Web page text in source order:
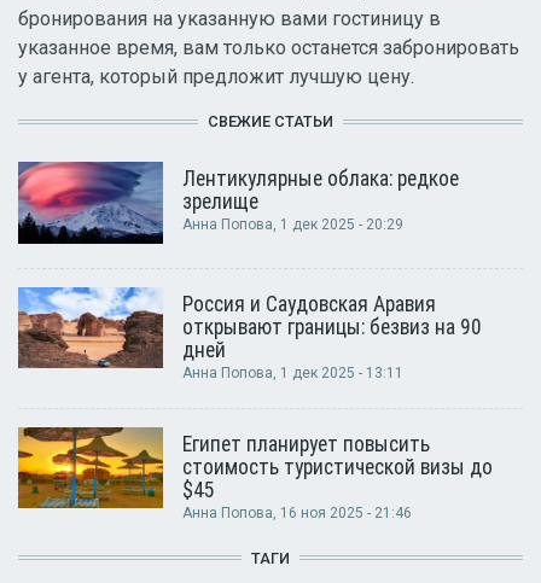
бронирования на указанную вами гостиницу в
указанное время, вам только останется забронировать
у агента, который предложит лучшую цену.
СВЕЖИЕ СТАТЬИ
Лентикулярные облака: редкое
зрелище
Анна Попова, 1 дек 2025 - 20:29
Россия и Саудовская Аравия
открывают границы: безвиз на 90
дней
Анна Попова, 1 дек 2025 - 13:11
Египет планирует повысить
стоимость туристической визы до
$45
Анна Попова, 16 ноя 2025 - 21:46
ТАГИ